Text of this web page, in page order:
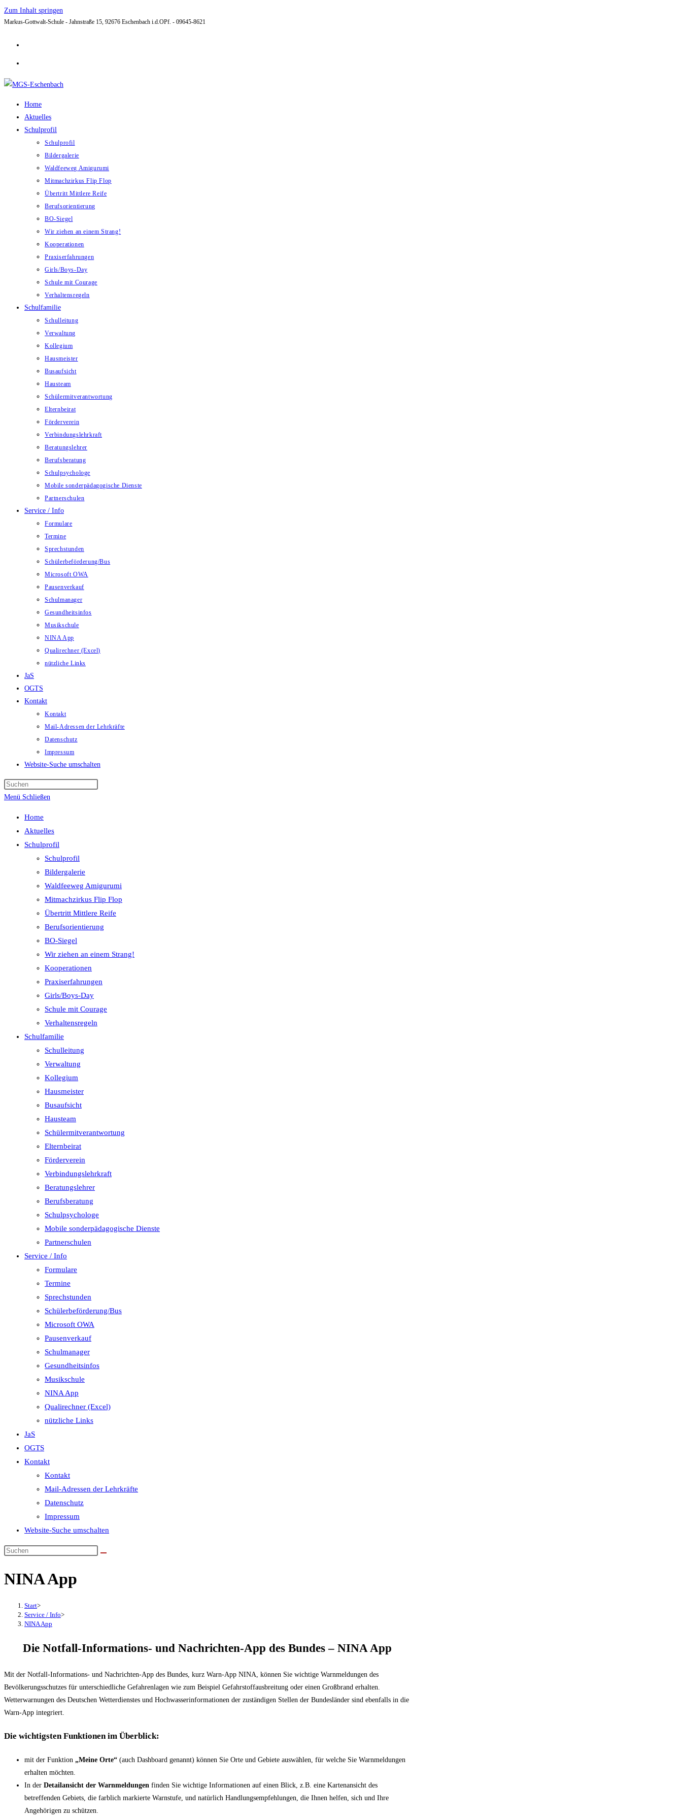
Zum Inhalt springen
Markus-Gottwalt-Schule - Jahnstraße 15, 92676 Eschenbach i.d.OPf. - 09645-8621
Home
Aktuelles
Schulprofil
Schulprofil
Bildergalerie
Waldfeeweg Amigurumi
Mitmachzirkus Flip Flop
Übertritt Mittlere Reife
Berufsorientierung
BO-Siegel
Wir ziehen an einem Strang!
Kooperationen
Praxiserfahrungen
Girls/Boys-Day
Schule mit Courage
Verhaltensregeln
Schulfamilie
Schulleitung
Verwaltung
Kollegium
Hausmeister
Busaufsicht
Hausteam
Schülermitverantwortung
Elternbeirat
Förderverein
Verbindungslehrkraft
Beratungslehrer
Berufsberatung
Schulpsychologe
Mobile sonderpädagogische Dienste
Partnerschulen
Service / Info
Formulare
Termine
Sprechstunden
Schülerbeförderung/Bus
Microsoft OWA
Pausenverkauf
Schulmanager
Gesundheitsinfos
Musikschule
NINA App
Qualirechner (Excel)
nützliche Links
JaS
OGTS
Kontakt
Kontakt
Mail-Adressen der Lehrkräfte
Datenschutz
Impressum
Website-Suche umschalten
Menü Schließen
Home
Aktuelles
Schulprofil
Schulprofil
Bildergalerie
Waldfeeweg Amigurumi
Mitmachzirkus Flip Flop
Übertritt Mittlere Reife
Berufsorientierung
BO-Siegel
Wir ziehen an einem Strang!
Kooperationen
Praxiserfahrungen
Girls/Boys-Day
Schule mit Courage
Verhaltensregeln
Schulfamilie
Schulleitung
Verwaltung
Kollegium
Hausmeister
Busaufsicht
Hausteam
Schülermitverantwortung
Elternbeirat
Förderverein
Verbindungslehrkraft
Beratungslehrer
Berufsberatung
Schulpsychologe
Mobile sonderpädagogische Dienste
Partnerschulen
Service / Info
Formulare
Termine
Sprechstunden
Schülerbeförderung/Bus
Microsoft OWA
Pausenverkauf
Schulmanager
Gesundheitsinfos
Musikschule
NINA App
Qualirechner (Excel)
nützliche Links
JaS
OGTS
Kontakt
Kontakt
Mail-Adressen der Lehrkräfte
Datenschutz
Impressum
Website-Suche umschalten
NINA App
Start>
Service / Info>
NINA App
Die Notfall-Informations- und Nachrichten-App des Bundes – NINA App
Mit der Notfall-Informations- und Nachrichten-App des Bundes, kurz Warn-App NINA, können Sie wichtige Warnmeldungen des
Bevölkerungsschutzes für unterschiedliche Gefahrenlagen wie zum Beispiel Gefahrstoffausbreitung oder einen Großbrand erhalten.
Wetterwarnungen des Deutschen Wetterdienstes und Hochwasserinformationen der zuständigen Stellen der Bundesländer sind ebenfalls in die
Warn-App integriert.
Die wichtigsten Funktionen im Überblick:
mit der Funktion „Meine Orte“ (auch Dashboard genannt) können Sie Orte und Gebiete auswählen, für welche Sie Warnmeldungen
erhalten möchten.
In der Detailansicht der Warnmeldungen finden Sie wichtige Informationen auf einen Blick, z.B. eine Kartenansicht des
betreffenden Gebiets, die farblich markierte Warnstufe, und natürlich Handlungsempfehlungen, die Ihnen helfen, sich und Ihre
Angehörigen zu schützen.